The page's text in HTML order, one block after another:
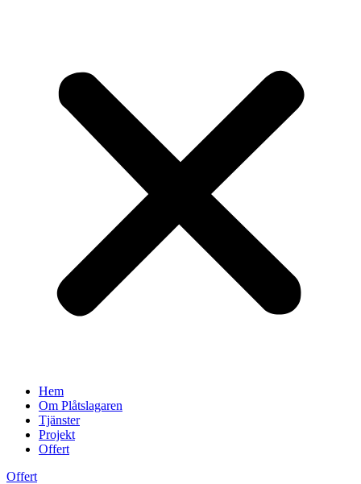
Hem
Om Plåtslagaren
Tjänster
Projekt
Offert
Offert